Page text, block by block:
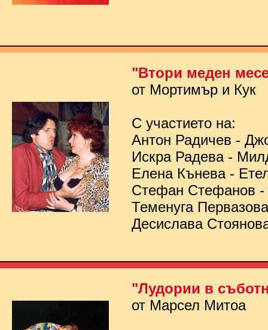
"Втори меден
от Мортимър и Кук
С участието на:
Антон Радичев -
Искра Радева -
Елена Кънева -
Стефан Стефанов
Теменуга
Десислава
"Лудории в
от Марсел Митоа